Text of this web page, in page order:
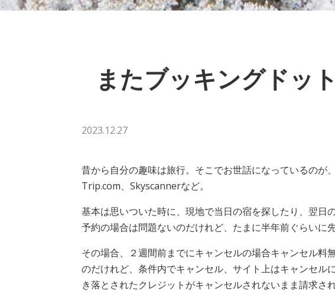
またブッキングドッ
2023.12.27
昔から自分の趣味は旅行。そこでお世話になっているのが
Trip.com、Skyscannerなど。
基本は思いついた時に、現地で当日の宿を探したり、翌日
予約の場合は問題ないのだけれど、たまに半年前ぐらいに
その場合、２週間前までにキャンセルの場合キャンセル料
のだけれど、条件内でキャンセル、サイト上はキャンセル
き落とされたクレジットがキャンセルされないまま請求さ